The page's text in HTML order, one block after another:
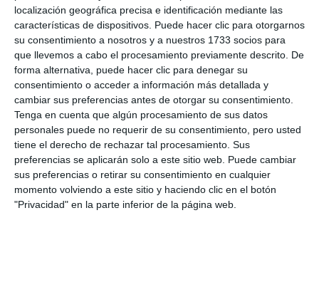
localización geográfica precisa e identificación mediante las
características de dispositivos. Puede hacer clic para otorgarnos
su consentimiento a nosotros y a nuestros 1733 socios para
que llevemos a cabo el procesamiento previamente descrito. De
forma alternativa, puede hacer clic para denegar su
consentimiento o acceder a información más detallada y
cambiar sus preferencias antes de otorgar su consentimiento.
Tenga en cuenta que algún procesamiento de sus datos
personales puede no requerir de su consentimiento, pero usted
tiene el derecho de rechazar tal procesamiento. Sus
preferencias se aplicarán solo a este sitio web. Puede cambiar
sus preferencias o retirar su consentimiento en cualquier
momento volviendo a este sitio y haciendo clic en el botón
"Privacidad" en la parte inferior de la página web.